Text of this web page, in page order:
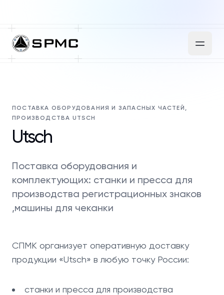
ПОСТАВКА ОБОРУДОВАНИЯ И ЗАПАСНЫХ ЧАСТЕЙ,
ПРОИЗВОДСТВА UTSCH
Utsch
Поставка оборудования и
комплектующих: станки и пресса для
производства регистрационных знаков
,машины для чеканки
СПМК организует оперативную доставку
продукции «Utsch» в любую точку России:
станки и пресса для производства